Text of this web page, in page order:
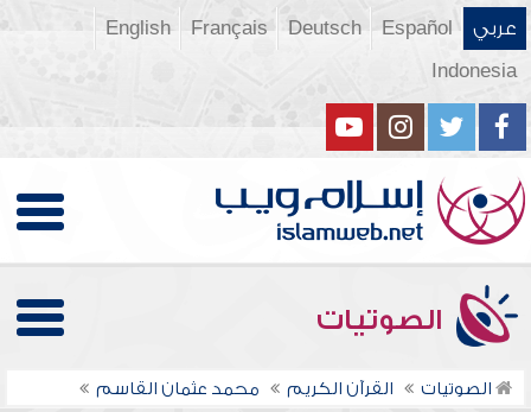
عربي Español
Deutsch
Français
English
Indonesia
الصوتيات
الصوتيات القرآن الكريم محمد عثمان القاسم